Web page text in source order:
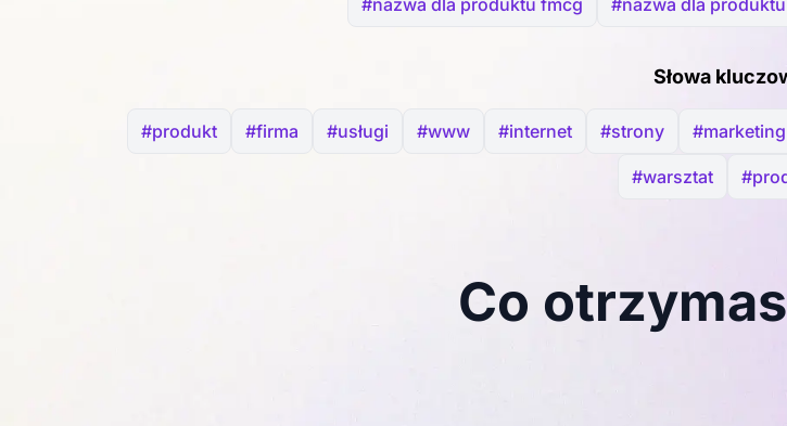
#nazwa dla produktu fmcg #nazwa dla produktu
Słowa
#produkt #firma #usługi #www #internet #strony #marketing
#warsztat
Co